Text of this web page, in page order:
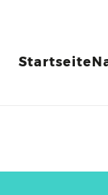
Startseite